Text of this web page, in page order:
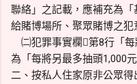
聯絡」之記載，應補充為
給賭博場所、聚眾賭博之犯
㈡犯罪事實欄第8行「每
為「每將另最多抽頭1,000元
二、按私人住家原非公眾